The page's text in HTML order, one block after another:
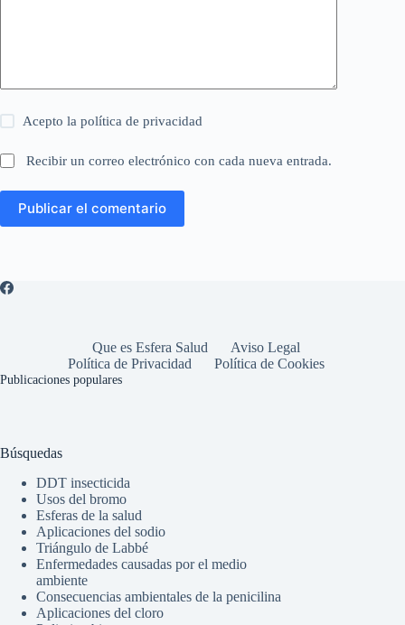
Acepto lapolítica de privacidad
Recibir un correo electrónico con cada nueva entrada.
Publicar el comentario
Que es Esfera Salud
Aviso Legal
Política de Privacidad
Política de Cookies
Publicaciones populares
Búsquedas
DDT insecticida
Usos del bromo
Esferas de la salud
Aplicaciones del sodio
Triángulo de Labbé
Enfermedades causadas por el medio
ambiente
Consecuencias ambientales de la penicilina
Aplicaciones del cloro